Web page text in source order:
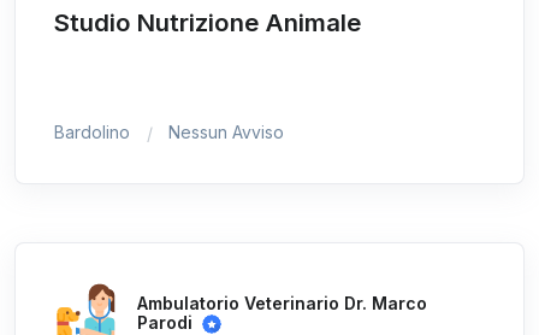
Studio Nutrizione Animale
Bardolino Nessun Avviso
Ambulatorio Veterinario Dr. Marco
Parodi